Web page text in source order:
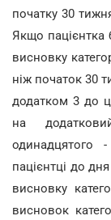
початку 30
Якщо
висновку
ніж початок 30
додатком 3 до
на
одинадцятого
пацієнтці до
висновку
висновок